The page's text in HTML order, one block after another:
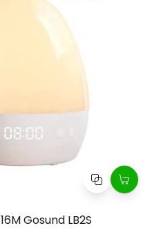
Gosund LB2S